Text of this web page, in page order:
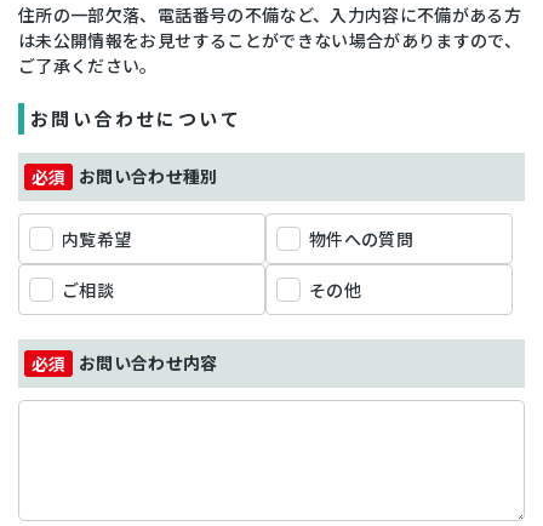
住所の一部欠落、電話番号の不備など、入力内容に不備がある方
は未公開情報をお見せすることができない場合がありますので、
ご了承ください。
お問い合わせについて
お問い合わせ種別
内覧希望 物件への質問
ご相談 その他
お問い合わせ内容